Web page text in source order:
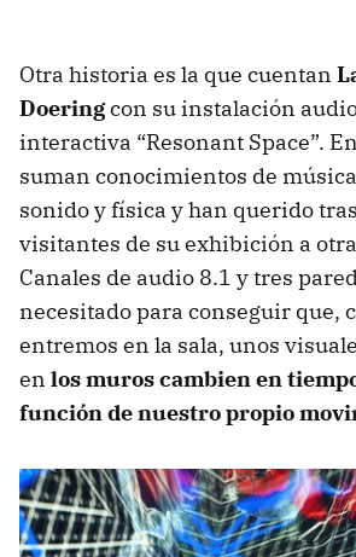
Otra historia es la que cuentan
Doeringcon su instalación
interactiva “Resonant Space”.
suman conocimientos de
sonido y física y han querido
visitantes de su exhibición a
Canales de audio 8.1 y tres
necesitado para conseguir que,
entremos en la sala, unos
en los muros cambien en
función de nuestro propio